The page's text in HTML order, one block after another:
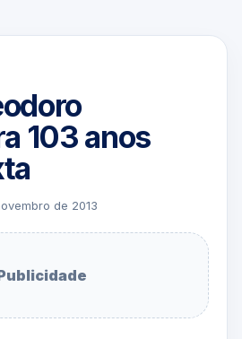
103 anos
de 2013